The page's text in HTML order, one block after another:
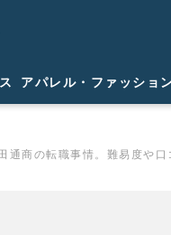
アパレル・ファッショ
通商の転職事情。難易度や口